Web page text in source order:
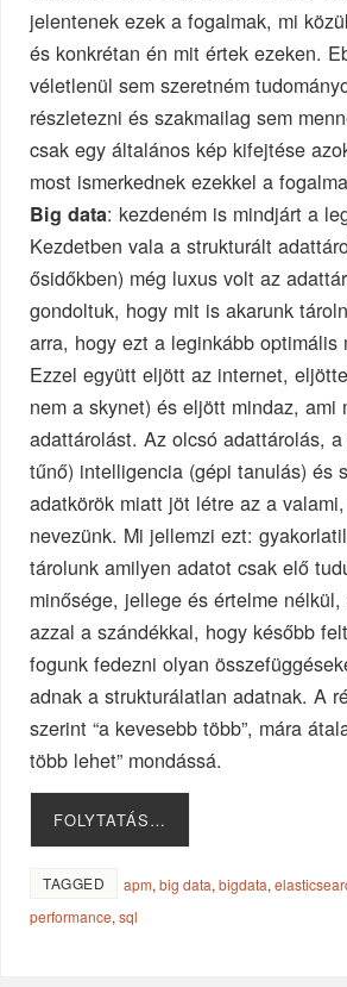
jelentenek ezek a fogalmak, mi
és konkrétan én mit értek ezeken.
véletlenül sem szeretném
részletezni és szakmailag sem
csak egy általános kép kifejtése
most ismerkednek ezekkel a
Big data: kezdeném is mindjárt a
Kezdetben vala a strukturált
ősidőkben) még luxus volt az
gondoltuk, hogy mit is akarunk
arra, hogy ezt a leginkább optimális
Ezzel együtt eljött az internet,
nem a skynet) és eljött mindaz, ami
adattárolást. Az olcsó adattárolás,
tűnő) intelligencia (gépi tanulás) és
adatkörök miatt jöt létre az a
nevezünk. Mi jellemzi ezt:
tárolunk amilyen adatot csak elő
minősége, jellege és értelme
azzal a szándékkal, hogy később
fogunk fedezni olyan
adnak a strukturálatlan adatnak. A
szerint “a kevesebb több”, mára
több lehet” mondássá.
FOLYTATÁS…
TAGGED apm,big data,bigdata,
performance,sql